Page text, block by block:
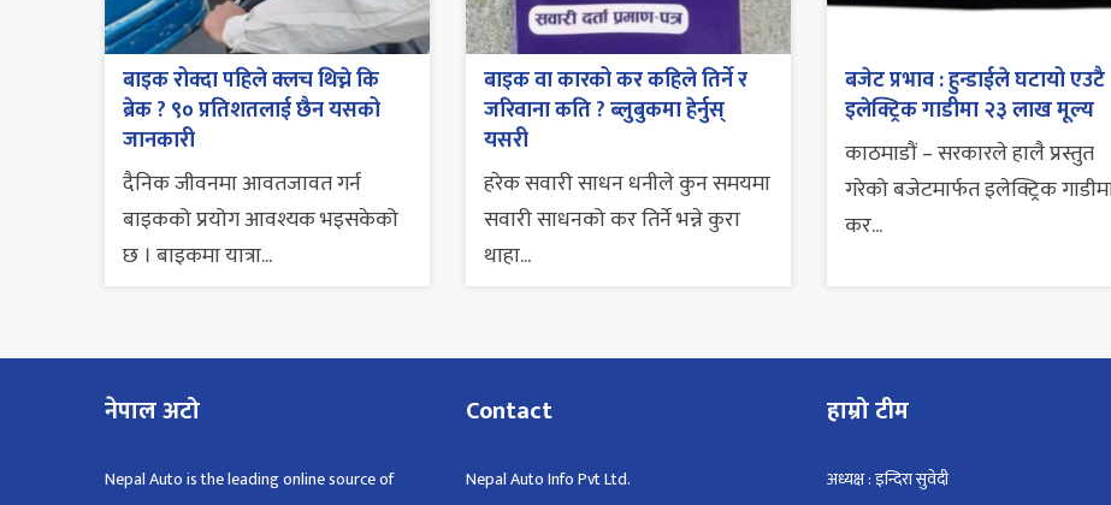
बाइक रोक्दा पहिले क्लच थिच्ने कि
ब्रेक ? ९० प्रतिशतलाई छैन यसको
जानकारी
दैनिक जीवनमा आवतजावत गर्न
बाइकको प्रयोग आवश्यक भइसकेको
छ । बाइकमा यात्रा...
बाइक वा कारको कर कहिले तिर्ने र
जरिवाना कति ? ब्लुबुकमा हेर्नुस्
यसरी
हरेक सवारी साधन धनीले कुन समयमा
सवारी साधनको कर तिर्ने भन्ने कुरा
थाहा...
बजेट प्रभाव : हुन्डाईले घटायो एउटै
इलेक्ट्रिक गाडीमा २३ लाख मूल्य
काठमाडौं – सरकारले हालै प्रस्तुत
गरेको बजेटमार्फत इलेक्ट्रिक
कर...
नेपाल अटो
Nepal Auto is the leading online source of
Contact
Nepal Auto Info Pvt Ltd.
हाम्रो टीम
अध्यक्ष : इन्दिरा सुवेदी